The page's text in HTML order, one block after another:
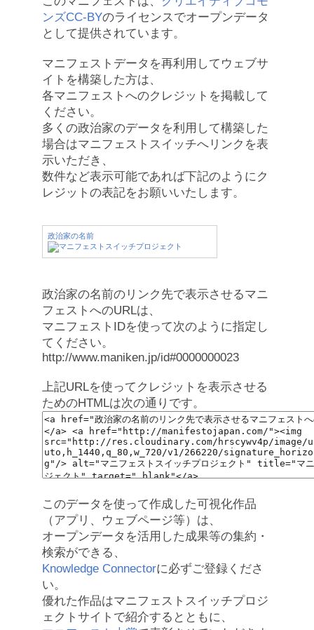
ンズCC-BYのライセンスでオープンデータ
として提供されています。
マニフェストデータを再利用してウェブサ
イトを構築した方は、
各マニフェストへのクレジットを掲載して
ください。
多くの政治家のデータを利用して構築した
場合はマニフェストスイッチへリンクを表
示いただき、
数件など表示可能であれば下記のようにク
レジットの表記をお願いいたします。
政治家の名前
政治家の名前のリンク先で表示させるマニ
フェストへのURLは、
マニフェストIDを使って次のように指定し
てください。
http://www.maniken.jp/id#0000000023
上記URLを使ってクレジットを表示させる
ためのHTMLは次の通りです。
このデータを使って作成した可視化作品
（アプリ、ウェブページ等）は、
オープンデータを活用した成果等の集約・
検索ができる、
Knowledge Connectorに必ずご登録くださ
い。
優れた作品はマニフェストスイッチプロジ
ェクトサイトで紹介するとともに、